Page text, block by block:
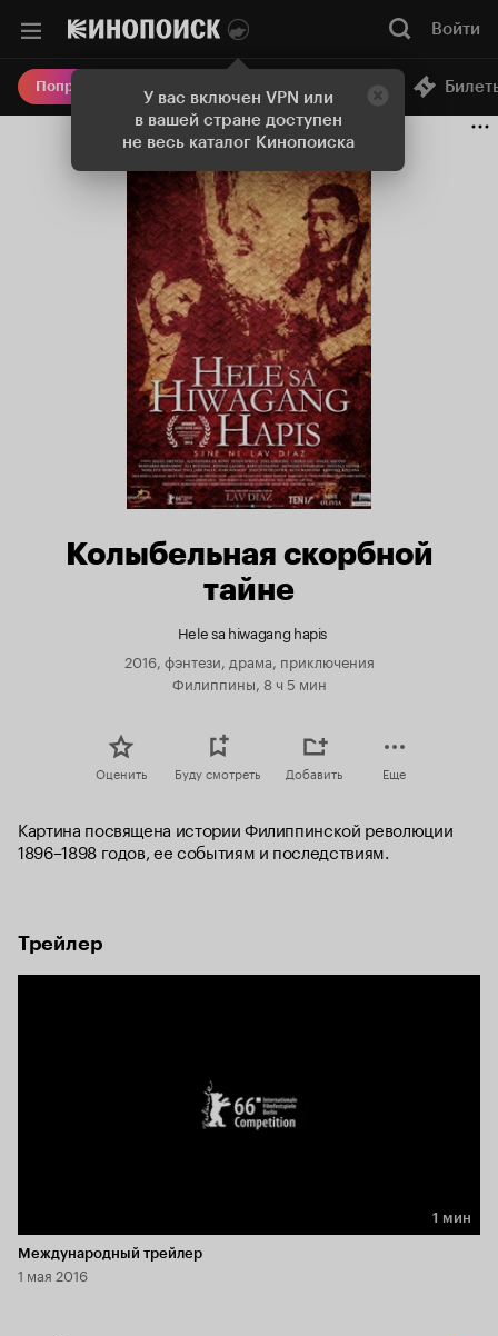
У вас включен VPN или
в вашей стране доступен
не весь каталог Кинопоиска
Войти
Попробовать Плюс Онлайн-кинотеатр
Колыбельная скорбной
тайне
Hele sa hiwagang hapis
2016, фэнтези, драма, приключения
Филиппины, 8 ч 5 мин
Оценить Буду смотреть Добавить Еще
Картина посвящена истории Филиппинской революции
1896–1898 годов, ее событиям и последствиям.
Трейлер
Длительность 1 мин
1 мин
Международный трейлер
1 мая 2016